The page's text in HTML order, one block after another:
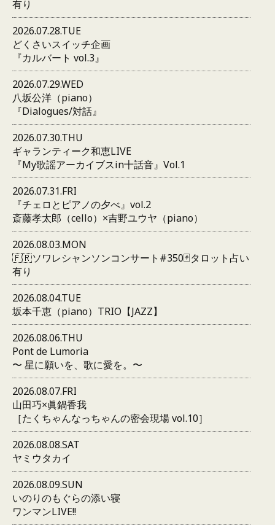
有り
2026.07.28.TUE
どくさいスイッチ企画
『カルバート vol.3』
2026.07.29.WED
八坂公洋（piano）
『Dialogues/対話』
2026.07.30.THU
ギャランティーク和恵LIVE
『My歌謡アーカイブスin十話音』Vol.1
2026.07.31.FRI
『チェロとピアノの夕べ』vol.2
斎藤孝太郎（cello）×吉野ユウヤ（piano）
2026.08.03.MON
🇫🇷ソワレシャンソンコンサート#350🃏タロット占い
有り
2026.08.04.TUE
坂本千恵（piano）TRIO【JAZZ】
2026.08.06.THU
Pont de Lumoria
〜 星に願いを、歌に愛を。〜
2026.08.07.FRI
山田巧×眞鍋香我
［たくちゃんなっちゃんの密会現場 vol.10］
2026.08.08.SAT
ヤミウタカイ
2026.08.09.SUN
いのりのもぐらの添い寝
ワンマンLIVE!!